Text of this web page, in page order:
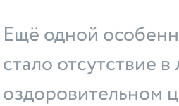
Ещё одной
стало отсутствие
оздоровительном